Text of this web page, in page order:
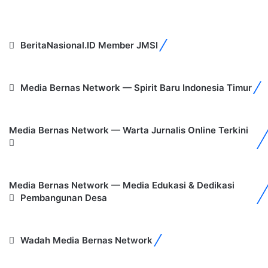
BeritaNasional.ID Member JMSI
Media Bernas Network — Spirit Baru Indonesia Timur
Media Bernas Network — Warta Jurnalis Online Terkini
Media Bernas Network — Media Edukasi & Dedikasi
Pembangunan Desa
Wadah Media Bernas Network